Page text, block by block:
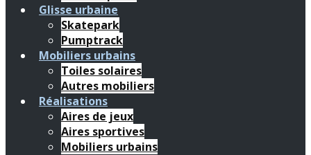
Glisse urbaine
Skatepark
Pumptrack
Mobiliers urbains
Toiles solaires
Autres mobiliers
Réalisations
Aires de jeux
Aires sportives
Mobiliers urbains